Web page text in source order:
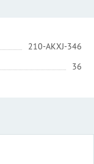
210-AKXJ-346
36